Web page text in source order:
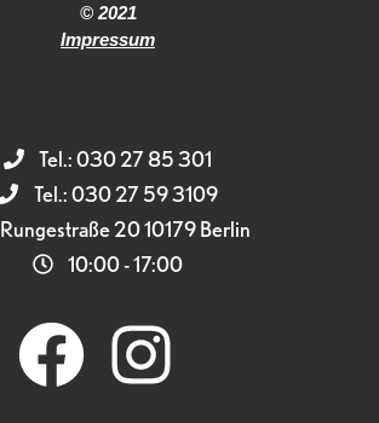
© 2021
Impressum
Tel.: 030 27 85 301
Tel.: 030 27 59 3109
Rungestraße 20 10179 Berlin
10:00 - 17:00